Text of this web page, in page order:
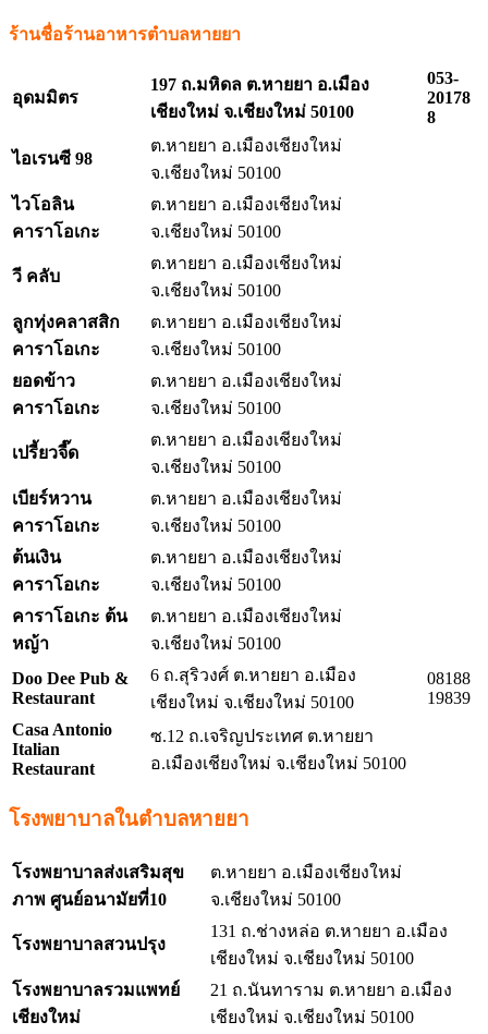
ร้านชื่อร้านอาหารตำบลหายยา
อุดมมิตร
197 ถ.มหิดล ต.หายยา อ.เมือง
เชียงใหม่ จ.เชียงใหม่ 50100
053-
20178
8
ไอเรนซี 98
ต.หายยา อ.เมืองเชียงใหม่
จ.เชียงใหม่ 50100
ไวโอลิน
คาราโอเกะ
ต.หายยา อ.เมืองเชียงใหม่
จ.เชียงใหม่ 50100
วี คลับ
ต.หายยา อ.เมืองเชียงใหม่
จ.เชียงใหม่ 50100
ลูกทุ่งคลาสสิก
คาราโอเกะ
ต.หายยา อ.เมืองเชียงใหม่
จ.เชียงใหม่ 50100
ยอดข้าว
คาราโอเกะ
ต.หายยา อ.เมืองเชียงใหม่
จ.เชียงใหม่ 50100
เปรี้ยวจี๊ด
ต.หายยา อ.เมืองเชียงใหม่
จ.เชียงใหม่ 50100
เบียร์หวาน
คาราโอเกะ
ต.หายยา อ.เมืองเชียงใหม่
จ.เชียงใหม่ 50100
ต้นเงิน
คาราโอเกะ
ต.หายยา อ.เมืองเชียงใหม่
จ.เชียงใหม่ 50100
คาราโอเกะ ต้น
หญ้า
ต.หายยา อ.เมืองเชียงใหม่
จ.เชียงใหม่ 50100
Doo Dee Pub &
Restaurant
6 ถ.สุริวงศ์ ต.หายยา อ.เมือง
เชียงใหม่ จ.เชียงใหม่ 50100
08188
19839
Casa Antonio
Italian
Restaurant
ซ.12 ถ.เจริญประเทศ ต.หายยา
อ.เมืองเชียงใหม่ จ.เชียงใหม่ 50100
โรงพยาบาลในตำบลหายยา
โรงพยาบาลส่งเสริมสุข
ภาพ ศูนย์อนามัยที่10
ต.หายยา อ.เมืองเชียงใหม่
จ.เชียงใหม่ 50100
โรงพยาบาลสวนปรุง
131 ถ.ช่างหล่อ ต.หายยา อ.เมือง
เชียงใหม่ จ.เชียงใหม่ 50100
โรงพยาบาลรวมแพทย์
เชียงใหม่
21 ถ.นันทาราม ต.หายยา อ.เมือง
เชียงใหม่ จ.เชียงใหม่ 50100